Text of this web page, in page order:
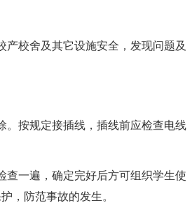
校舍及其它设施安全，发现问题及
。按规定接插线，插线前应检查电线
查一遍，确定完好后方可组织学生使
，防范事故的发生。